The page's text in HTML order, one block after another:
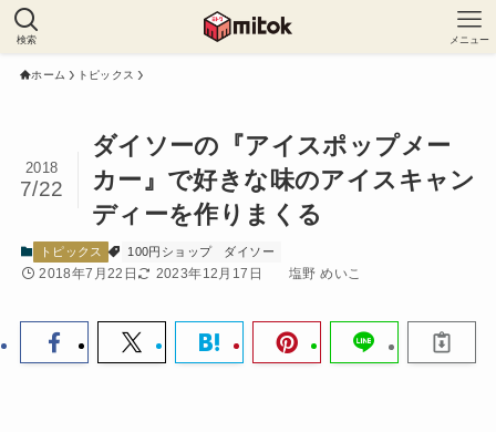
検索 メニュー
ホーム トピックス
ダイソーの『アイスポップメー
カー』で好きな味のアイスキャン
ディーを作りまくる
2018
7/22
トピックス 100円ショップ ダイソー
2018年7月22日 2023年12月17日 塩野 めいこ